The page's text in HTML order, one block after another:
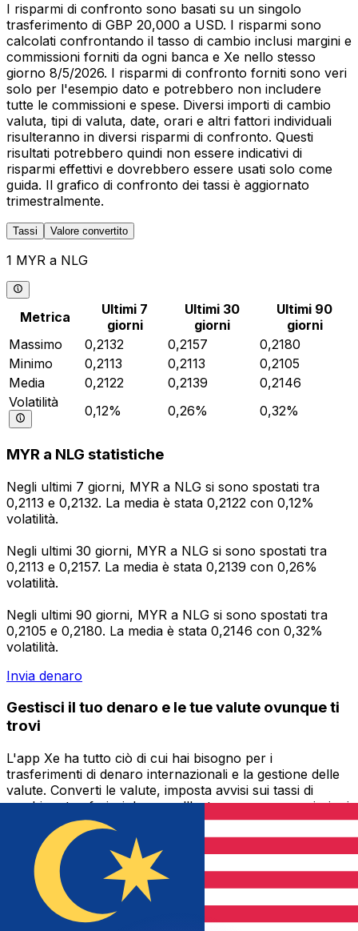
I risparmi di confronto sono basati su un singolo
trasferimento di GBP 20,000 a USD. I risparmi sono
calcolati confrontando il tasso di cambio inclusi margini e
commissioni forniti da ogni banca e Xe nello stesso
giorno 8/5/2026. I risparmi di confronto forniti sono veri
solo per l'esempio dato e potrebbero non includere
tutte le commissioni e spese. Diversi importi di cambio
valuta, tipi di valuta, date, orari e altri fattori individuali
risulteranno in diversi risparmi di confronto. Questi
risultati potrebbero quindi non essere indicativi di
risparmi effettivi e dovrebbero essere usati solo come
guida. Il grafico di confronto dei tassi è aggiornato
trimestralmente.
Tassi Valore convertito
1 MYR a NLG
Metrica
Ultimi 7
giorni
Ultimi 30
giorni
Ultimi 90
giorni
Massimo
0,2132 0,2157
0,2180
Minimo
0,2113 0,2113
0,2105
Media
0,2122 0,2139
0,2146
Volatilità
0,12% 0,26% 0,32%
MYR a NLG statistiche
Negli ultimi 7 giorni, MYR a NLG si sono spostati tra
0,2113 e 0,2132. La media è stata 0,2122 con 0,12%
volatilità.
Negli ultimi 30 giorni, MYR a NLG si sono spostati tra
0,2113 e 0,2157. La media è stata 0,2139 con 0,26%
volatilità.
Negli ultimi 90 giorni, MYR a NLG si sono spostati tra
0,2105 e 0,2180. La media è stata 0,2146 con 0,32%
volatilità.
Invia denaro
Gestisci il tuo denaro e le tue valute ovunque ti
trovi
L'app Xe ha tutto ciò di cui hai bisogno per i
trasferimenti di denaro internazionali e la gestione delle
valute. Converti le valute, imposta avvisi sui tassi di
cambio e trasferisci denaro all'estero senza commissioni
nascoste. Scaricala oggi stesso!